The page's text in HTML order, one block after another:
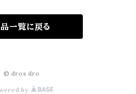
マノーティカ)
一覧に戻る
© dros dro
by